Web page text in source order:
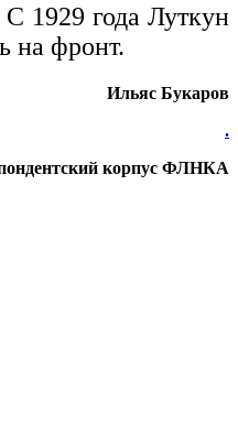
1929 года Луткун
на фронт.
Ильяс Букаров
.
корпус ФЛНКА